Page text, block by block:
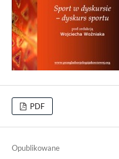
PDF
Opublikowane